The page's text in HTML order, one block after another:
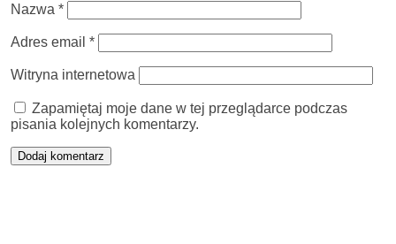
Nazwa *
Adres email *
Witryna internetowa
Zapamiętaj moje dane w tej przeglądarce podczas
pisania kolejnych komentarzy.